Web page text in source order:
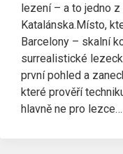
lezení – a to jedno
Katalánska.Místo,
Barcelony – skalní
surrealistické
první pohled a
které prověří
hlavně ne pro lezce…